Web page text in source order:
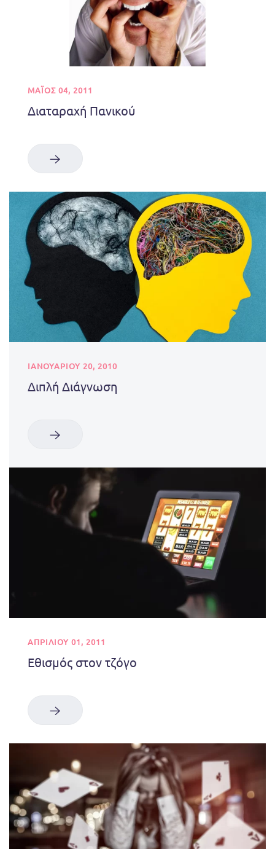
ΜΑΪΟΣ 04, 2011
Διαταραχή Πανικού
ΙΑΝΟΥΑΡΊΟΥ 20, 2010
Διπλή Διάγνωση
ΑΠΡΙΛΊΟΥ 01, 2011
Εθισμός στον τζόγο